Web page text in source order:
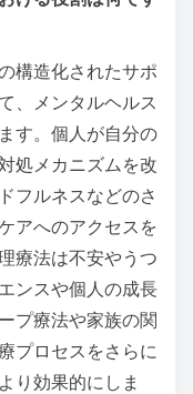
構造化されたサポ
、メンタルヘルス
す。個人が自分の
処メカニズムを改
フルネスなどのさ
アへのアクセスを
療法は不安やうつ
ンスや個人の成長
プ療法や家族の関
プロセスをさらに
り効果的にしま